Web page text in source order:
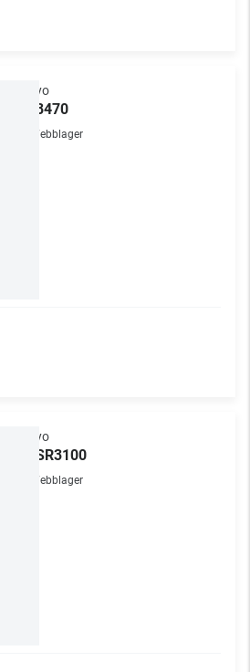
Onkyo
TX-8470
Webblager
Onkyo
TX-SR3100
Webblager